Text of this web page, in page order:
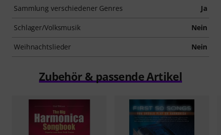
Sammlung verschiedener Genres Ja
Schlager/Volksmusik Nein
Weihnachtslieder Nein
Zubehör & passende Artikel